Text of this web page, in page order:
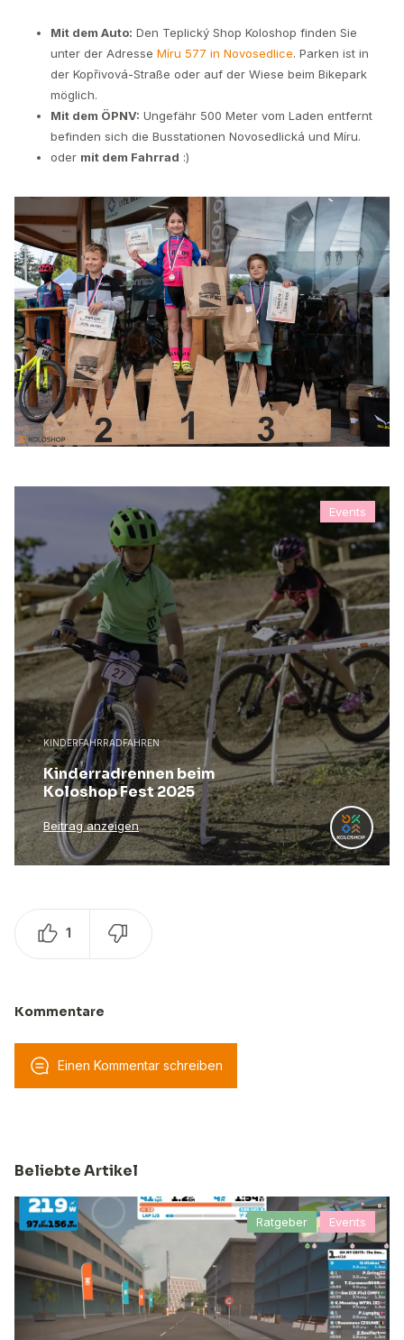
Mit dem Auto: Den Teplický Shop Koloshop finden Sie
unter der Adresse Míru 577 in Novosedlice. Parken ist in
der Kopřivová-Straße oder auf der Wiese beim Bikepark
möglich.
Mit dem ÖPNV: Ungefähr 500 Meter vom Laden entfernt
befinden sich die Busstationen Novosedlická und Míru.
oder mit dem Fahrrad :)
Events
KINDERFAHRRADFAHREN
Kinderradrennen beim
Koloshop Fest 2025
Beitrag anzeigen
1
Kommentare
Einen Kommentar schreiben
Beliebte Artikel
Ratgeber Events